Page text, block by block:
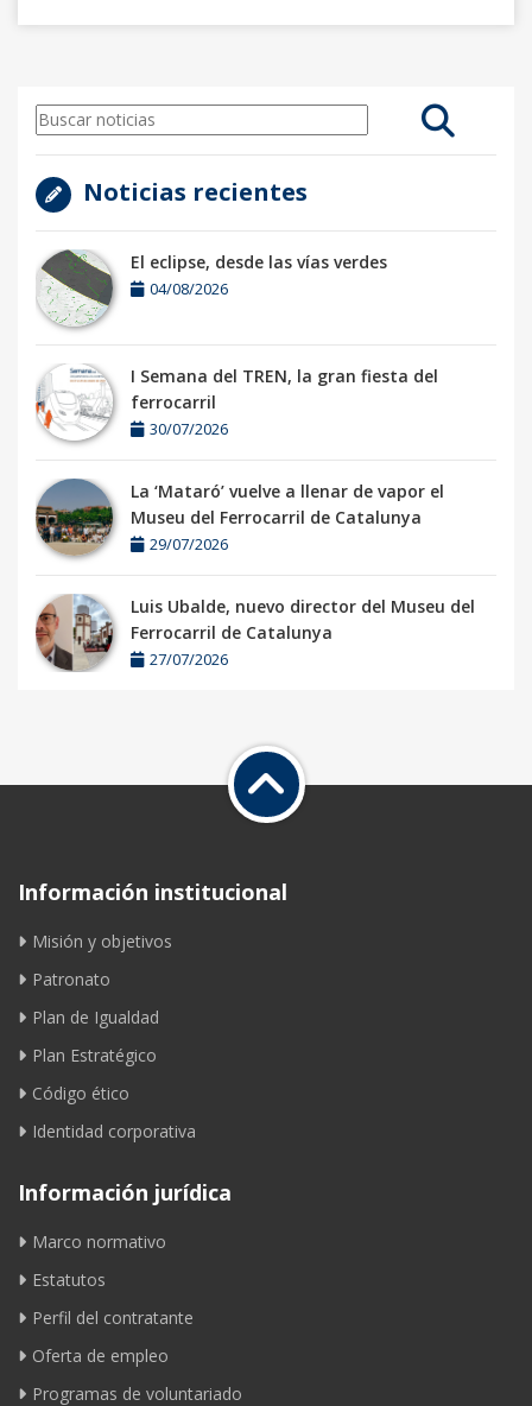
Noticias recientes
El eclipse, desde las vías verdes
04/08/2026
I Semana del TREN, la gran fiesta del
ferrocarril
30/07/2026
La ‘Mataró’ vuelve a llenar de vapor el
Museu del Ferrocarril de Catalunya
29/07/2026
Luis Ubalde, nuevo director del Museu del
Ferrocarril de Catalunya
27/07/2026
Información institucional
Misión y objetivos
Patronato
Plan de Igualdad
Plan Estratégico
Código ético
Identidad corporativa
Información jurídica
Marco normativo
Estatutos
Perfil del contratante
Oferta de empleo
Programas de voluntariado